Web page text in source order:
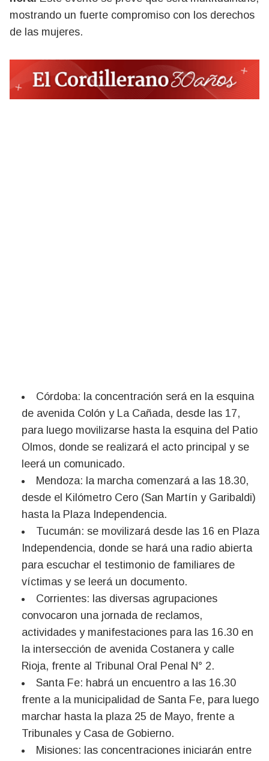
mostrando un fuerte compromiso con los derechos
de las mujeres.
Córdoba: la concentración será en la esquina
de avenida Colón y La Cañada, desde las 17,
para luego movilizarse hasta la esquina del Patio
Olmos, donde se realizará el acto principal y se
leerá un comunicado.
Mendoza: la marcha comenzará a las 18.30,
desde el Kilómetro Cero (San Martín y Garibaldi)
hasta la Plaza Independencia.
Tucumán: se movilizará desde las 16 en Plaza
Independencia, donde se hará una radio abierta
para escuchar el testimonio de familiares de
víctimas y se leerá un documento.
Corrientes: las diversas agrupaciones
convocaron una jornada de reclamos,
actividades y manifestaciones para las 16.30 en
la intersección de avenida Costanera y calle
Rioja, frente al Tribunal Oral Penal N° 2.
Santa Fe: habrá un encuentro a las 16.30
frente a la municipalidad de Santa Fe, para luego
marchar hasta la plaza 25 de Mayo, frente a
Tribunales y Casa de Gobierno.
Misiones: las concentraciones iniciarán entre